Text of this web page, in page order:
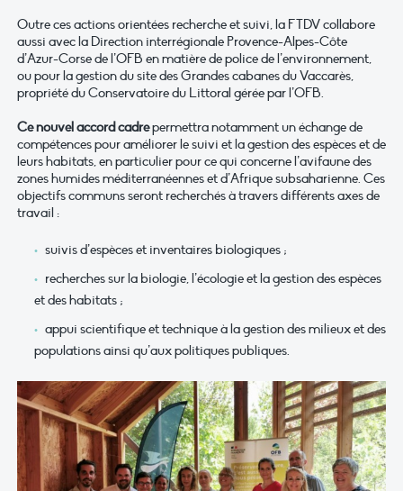
Outre ces actions orientées recherche et suivi, la FTDV collabore
aussi avec la Direction interrégionale Provence-Alpes-Côte
d’Azur-Corse de l’OFB en matière de police de l’environnement,
ou pour la gestion du site des Grandes cabanes du Vaccarès,
propriété du Conservatoire du Littoral gérée par l’OFB.
Ce nouvel accord cadrepermettra notamment un échange de
compétences pour améliorer le suivi et la gestion des espèces et de
leurs habitats, en particulier pour ce qui concerne l’avifaune des
zones humides méditerranéennes et d’Afrique subsaharienne. Ces
objectifs communs seront recherchés à travers différents axes de
travail :
suivis d’espèces et inventaires biologiques ;
recherches sur la biologie, l’écologie et la gestion des espèces
et des habitats ;
appui scientifique et technique à la gestion des milieux et des
populations ainsi qu’aux politiques publiques.